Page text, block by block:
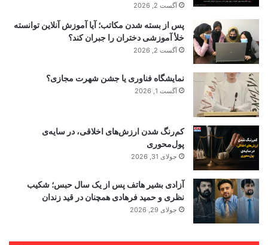
آگست 2, 2026
پس از بسته شدن مکاتب؛ آیا آموزش آنلاین توانسته
خلأ آموزشی دختران را جبران کند؟
آگست 2, 2026
نمایشگاه فناوری یا جشن شهرت مجازی؟
آگست 1, 2026
کم‌رنگ شدن ارزش‌های اخلاقی، در سایه‌ی
پول‌محوری
جولای 31, 2026
آزادی بشیر هاتف پس از یک سال حبس؛ شکیب
نظری و حمید فرهادی همچنان در قید زندان
جولای 29, 2026